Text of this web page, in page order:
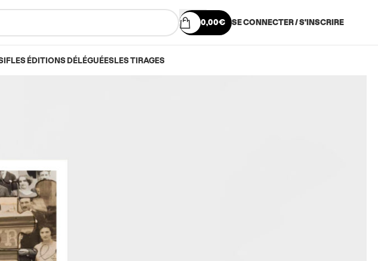
0,00€ SE CONNECTER / S'INSCRIRE
LES ÉDITIONS DÉLÉGUÉESLES TIRAGES